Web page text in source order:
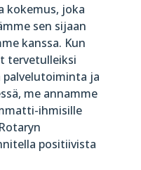
kokemus, joka
sen sijaan
kanssa. Kun
tervetulleiksi
ja
me annamme
ihmisille
positiivista